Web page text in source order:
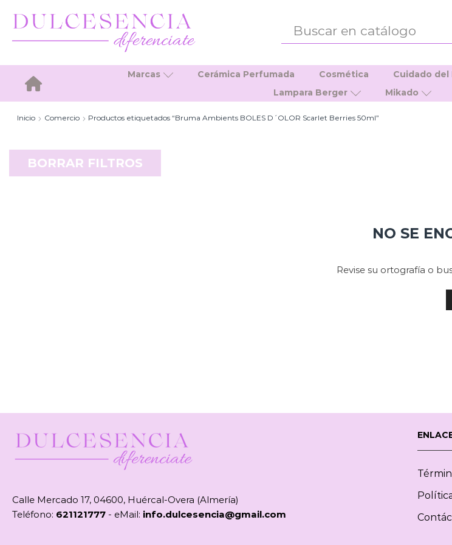
ENTRADA
Inicio
Marcas Cerámica Perfumada Cosmética Cuidado del
Lampara Berger
Mikado
Inicio Comercio Productos etiquetados “Bruma Ambients BOLES D´OLOR Scarlet Berries 50ml”
NO SE
Revise su ortografía o
BORRAR FILTROS
Calle Mercado 17, 04600, Huércal-Overa (Almería)
Teléfono: 621121777 - eMail: info.dulcesencia@gmail.com